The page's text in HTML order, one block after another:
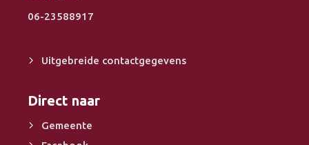
06-23588917
Uitgebreide contactgegevens
Direct naar
Gemeente